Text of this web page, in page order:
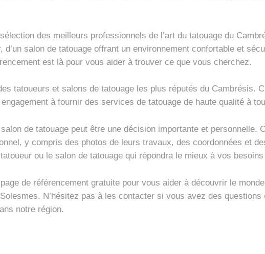
des meilleurs professionnels de l’art du tatouage du
salon de tatouage offrant un environnement confortable et
est là pour vous aider à trouver ce que vous cherchez.
tatoueurs et salons de tatouage les plus réputés du Cambrésis.
à fournir des services de tatouage de haute qualité à
de tatouage peut être une décision importante et personnelle.
y compris des photos de leurs travaux, des coordonnées et
ou le salon de tatouage qui répondra le mieux à vos
de référencement gratuite pour vous aider à découvrir le
N’hésitez pas à les contacter si vous avez des
notre région.